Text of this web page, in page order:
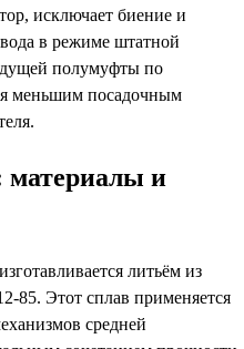
исключает биение и
в режиме штатной
полумуфты по
меньшим посадочным
материалы и
литьём из
85. Этот сплав применяется
средней